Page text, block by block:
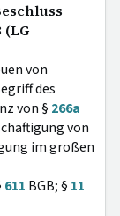
(LG
von
des
von § 266a
von
im großen
611 BGB; § 11